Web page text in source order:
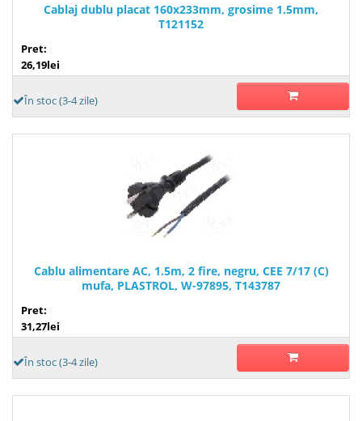
Cablaj dublu placat 160x233mm, grosime 1.5mm,
T121152
Pret:
26,19lei
În stoc (3-4 zile)
Cablu alimentare AC, 1.5m, 2 fire, negru, CEE 7/17 (C)
mufa, PLASTROL, W-97895, T143787
Pret:
31,27lei
În stoc (3-4 zile)